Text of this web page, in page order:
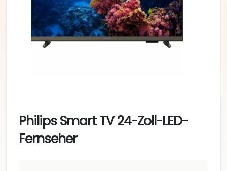
Philips Smart TV 24-Zoll-LED-
Fernseher